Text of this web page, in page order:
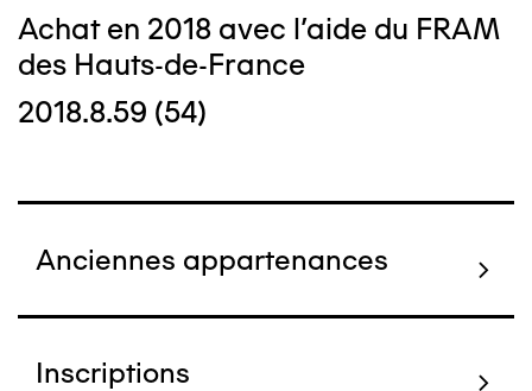
Achat en 2018 avec l'aide du FRAM
des Hauts-de-France
2018.8.59 (54)
Anciennes appartenances
Inscriptions